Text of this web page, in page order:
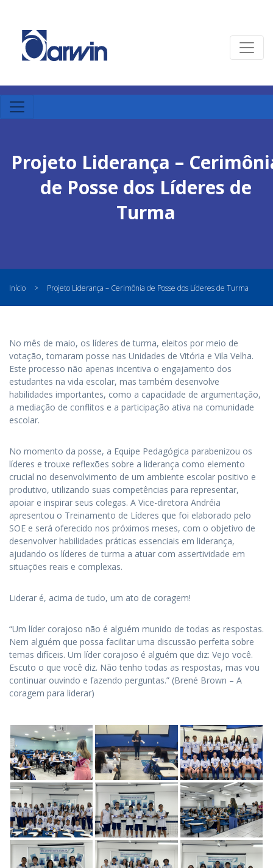
Projeto Liderança –
de Posse dos Líderes de
Turma
Início > Projeto Liderança – Cerimônia de Posse dos Líderes de Turma
No mês de maio, os líderes de turma, eleitos por meio de
votação, tomaram posse nas Unidades de Vitória e Vila Velha.
Este processo não apenas incentiva o engajamento dos
estudantes na vida escolar, mas também desenvolve
habilidades importantes, como a capacidade de argumentação,
a mediação de conflitos e a participação ativa na comunidade
escolar.
No momento da posse, a Equipe Pedagógica parabenizou os
líderes e trouxe reflexões sobre a liderança como elemento
crucial no desenvolvimento de um ambiente escolar positivo e
produtivo, utilizando suas competências para representar,
apoiar e inspirar seus colegas. A Vice-diretora Andréia
apresentou o Treinamento de Líderes que foi elaborado pelo
SOE e será oferecido nos próximos meses, com o objetivo de
desenvolver habilidades práticas essenciais em liderança,
ajudando os líderes de turma a atuar com assertividade em
situações reais e complexas.
Liderar é, acima de tudo, um ato de coragem!
“Um líder corajoso não é alguém munido de todas as respostas.
Nem alguém que possa facilitar uma discussão perfeita sobre
temas difíceis. Um líder corajoso é alguém que diz: Vejo você.
Escuto o que você diz. Não tenho todas as respostas, mas vou
continuar ouvindo e fazendo perguntas.” (Brené Brown – A
coragem para liderar)